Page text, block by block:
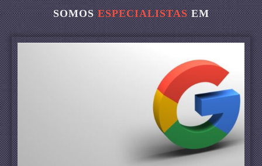
SOMOSESPECIALISTASEM